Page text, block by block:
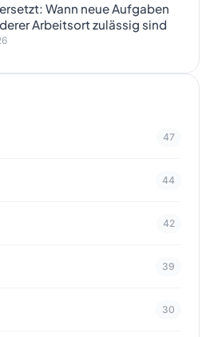
Wann neue Aufgaben
Arbeitsort zulässig sind
47
44
42
39
30